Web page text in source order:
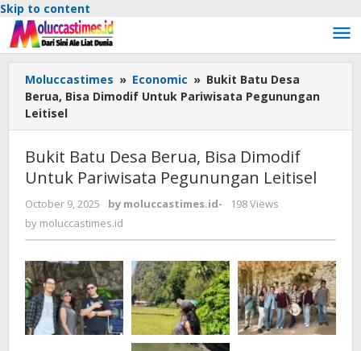
Skip to content
Moluccastimes » Economic » Bukit Batu Desa
Berua, Bisa Dimodif Untuk Pariwisata Pegunungan
Leitisel
Bukit Batu Desa Berua, Bisa Dimodif
Untuk Pariwisata Pegunungan Leitisel
October 9, 2025 by moluccastimes.id-
198 Views
by moluccastimes.id